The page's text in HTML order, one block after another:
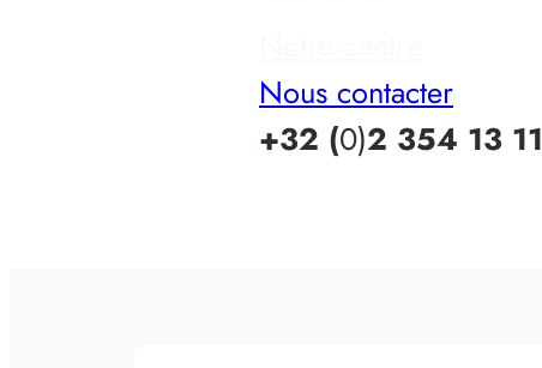
Nous contacter
+32 (0)2 354 13 11